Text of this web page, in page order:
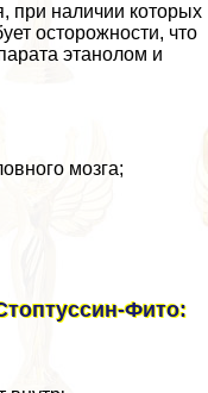
при наличии которых
осторожности, что
этанолом и
мозга;
Фито: